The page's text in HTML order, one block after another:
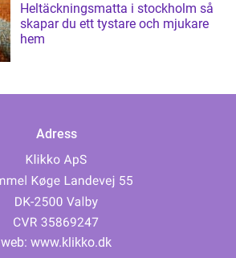
Heltäckningsmatta i stockholm så
skapar du ett tystare och mjukare
hem
Adress
web: www.klikko.dk